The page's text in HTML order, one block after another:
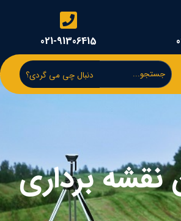
021-91306415
دنبال چی می گردی؟
نقشه برداری